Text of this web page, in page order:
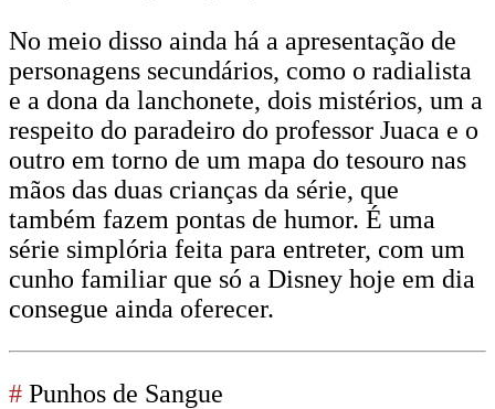
No meio disso ainda há a apresentação de
personagens secundários, como o radialista
e a dona da lanchonete, dois mistérios, um a
respeito do paradeiro do professor Juaca e o
outro em torno de um mapa do tesouro nas
mãos das duas crianças da série, que
também fazem pontas de humor. É uma
série simplória feita para entreter, com um
cunho familiar que só a Disney hoje em dia
consegue ainda oferecer.
# Punhos de Sangue